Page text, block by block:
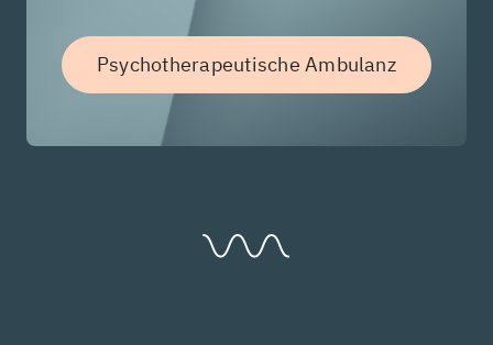
Psychotherapeutische Ambulanz